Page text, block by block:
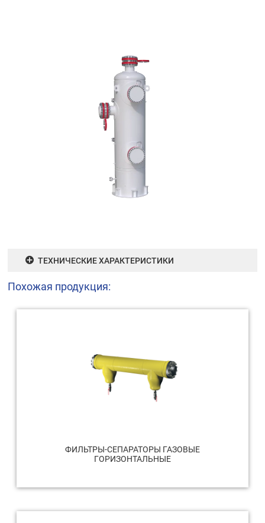
ТЕХНИЧЕСКИЕ ХАРАКТЕРИСТИКИ
Похожая продукция:
ФИЛЬТРЫ-СЕПАРАТОРЫ ГАЗОВЫЕ
ГОРИЗОНТАЛЬНЫЕ